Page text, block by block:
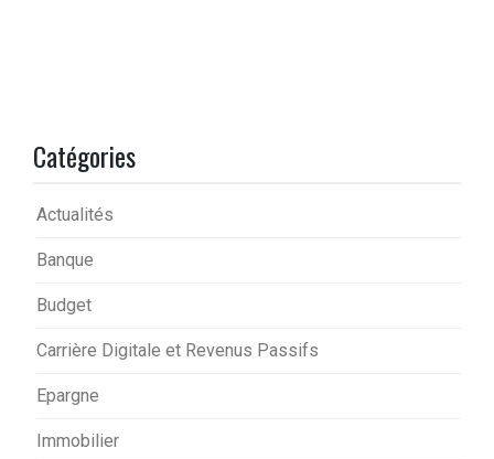
Catégories
Actualités
Banque
Budget
Carrière Digitale et Revenus Passifs
Epargne
Immobilier